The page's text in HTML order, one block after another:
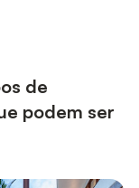
de
podem ser